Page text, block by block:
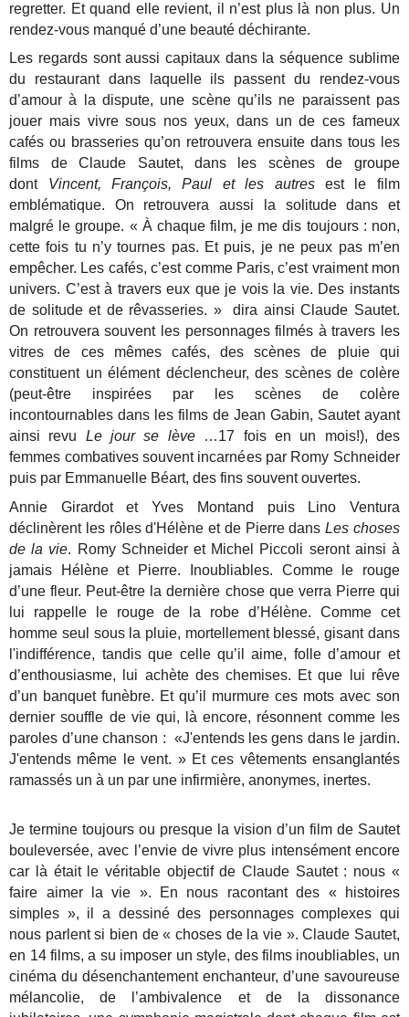
regretter. Et quand elle revient, il n’est plus là non plus. Un
rendez-vous manqué d’une beauté déchirante.
Les regards sont aussi capitaux dans la séquence sublime
du restaurant dans laquelle ils passent du rendez-vous
d’amour à la dispute, une scène qu’ils ne paraissent pas
jouer mais vivre sous nos yeux, dans un de ces fameux
cafés ou brasseries qu’on retrouvera ensuite dans tous les
films de Claude Sautet, dans les scènes de groupe
dont Vincent, François, Paul et les autresest le film
emblématique. On retrouvera aussi la solitude dans et
malgré le groupe. « À chaque film, je me dis toujours : non,
cette fois tu n’y tournes pas. Et puis, je ne peux pas m’en
empêcher. Les cafés, c’est comme Paris, c’est vraiment mon
univers. C’est à travers eux que je vois la vie. Des instants
de solitude et de rêvasseries. » dira ainsi Claude Sautet.
On retrouvera souvent les personnages filmés à travers les
vitres de ces mêmes cafés, des scènes de pluie qui
constituent un élément déclencheur, des scènes de colère
(peut-être inspirées par les scènes de colère
incontournables dans les films de Jean Gabin, Sautet ayant
ainsi revu Le jour se lève…17 fois en un mois!), des
femmes combatives souvent incarnées par Romy Schneider
puis par Emmanuelle Béart, des fins souvent ouvertes.
Annie Girardot et Yves Montand puis Lino Ventura
déclinèrent les rôles d'Hélène et de Pierre dansLes choses
de la vie. Romy Schneider et Michel Piccoli seront ainsi à
jamais Hélène et Pierre. Inoubliables. Comme le rouge
d’une fleur. Peut-être la dernière chose que verra Pierre qui
lui rappelle le rouge de la robe d’Hélène. Comme cet
homme seul sous la pluie, mortellement blessé, gisant dans
l'indifférence, tandis que celle qu’il aime, folle d’amour et
d’enthousiasme, lui achète des chemises. Et que lui rêve
d’un banquet funèbre. Et qu’il murmure ces mots avec son
dernier souffle de vie qui, là encore, résonnent comme les
paroles d’une chanson : «J'entends les gens dans le jardin.
J'entends même le vent. » Et ces vêtements ensanglantés
ramassés un à un par une infirmière, anonymes, inertes.
Je termine toujours ou presque la vision d’un film de Sautet
bouleversée, avec l’envie de vivre plus intensément encore
car là était le véritable objectif de Claude Sautet : nous «
faire aimer la vie ». En nous racontant des « histoires
simples », il a dessiné des personnages complexes qui
nous parlent si bien de « choses de la vie ». Claude Sautet,
en 14 films, a su imposer un style, des films inoubliables, un
cinéma du désenchantement enchanteur, d’une savoureuse
mélancolie, de l’ambivalence et de la dissonance